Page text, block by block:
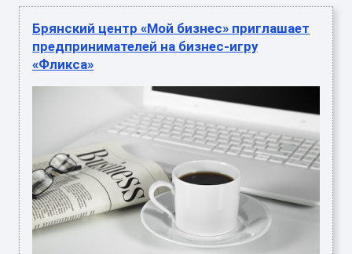
Брянский центр «Мой бизнес» приглашает
предпринимателей на бизнес-игру
«Фликса»